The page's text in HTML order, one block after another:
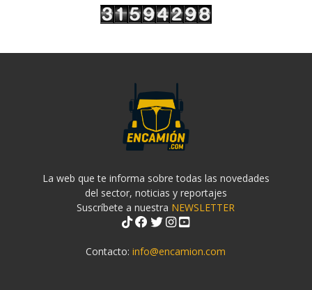
La web que te informa sobre todas las novedades
del sector, noticias y reportajes
Suscríbete a nuestra NEWSLETTER
Contacto:info@encamion.com